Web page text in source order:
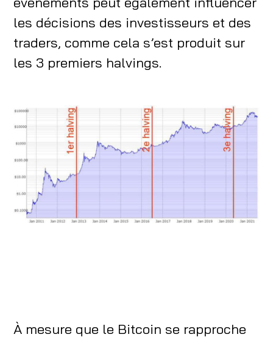
les décisions des investisseurs et des
traders, comme cela s’est produit sur
les 3 premiers halvings.
À mesure que le Bitcoin se rapproche